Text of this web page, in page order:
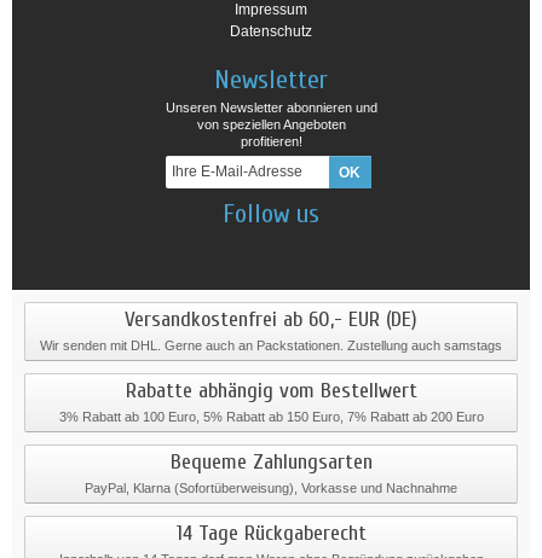
Impressum
Datenschutz
Newsletter
Unseren Newsletter abonnieren und
von speziellen Angeboten
profitieren!
Follow us
Versandkostenfrei ab 60,- EUR (DE)
Wir senden mit DHL. Gerne auch an Packstationen. Zustellung auch samstags
Rabatte abhängig vom Bestellwert
3% Rabatt ab 100 Euro, 5% Rabatt ab 150 Euro, 7% Rabatt ab 200 Euro
Bequeme Zahlungsarten
PayPal, Klarna (Sofortüberweisung), Vorkasse und Nachnahme
14 Tage Rückgaberecht